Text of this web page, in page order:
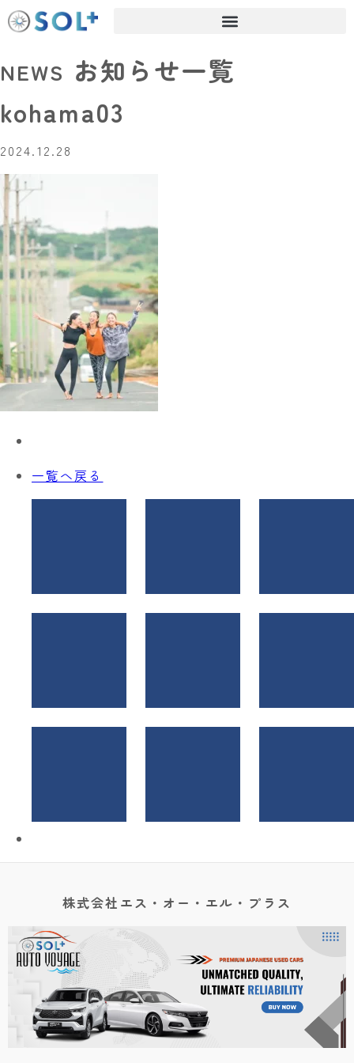
NEWS お知らせ一覧
kohama03
2024.12.28
一覧へ戻る
株式会社エス・オー・エル・プラス